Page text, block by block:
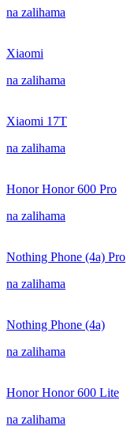
na zalihama
Xiaomi
na zalihama
Xiaomi 17T
na zalihama
Honor Honor 600 Pro
na zalihama
Nothing Phone (4a) Pro
na zalihama
Nothing Phone (4a)
na zalihama
Honor Honor 600 Lite
na zalihama